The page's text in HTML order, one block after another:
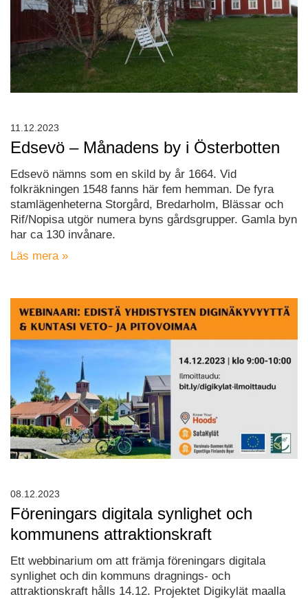
Edsevö – Månadens by i Österbotten
Edsevö nämns som en skild by år 1664. Vid
folkräkningen 1548 fanns här fem hemman. De fyra
stamlägenheterna Storgård, Bredarholm, Blässar och
Rif/Nopisa utgör numera byns gårdsgrupper. Gamla byn
har ca 130 invånare.
Läs mera »
11.12.2023
Föreningars digitala synlighet och
kommunens attraktionskraft
Ett webbinarium om att främja föreningars digitala
synlighet och din kommuns dragnings- och
attraktionskraft hålls 14.12. Projektet Digikylät maalla
08.12.2023